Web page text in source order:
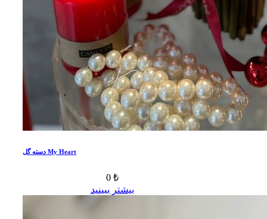
دسته گل My Heart
0 ₺
بیشتر ببینید